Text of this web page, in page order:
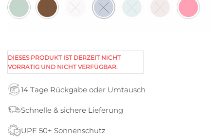
DIESES PRODUKT IST DERZEIT NICHT
VORRÄTIG UND NICHT VERFÜGBAR.
14 Tage Rückgabe oder Umtausch
Schnelle & sichere Lieferung
UPF 50+ Sonnenschutz